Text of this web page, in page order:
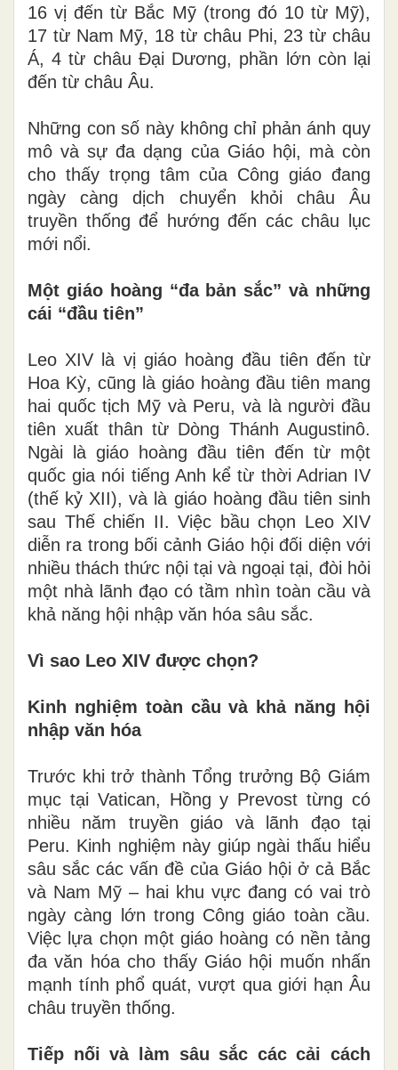
16 vị đến từ Bắc Mỹ (trong đó 10 từ Mỹ),
17 từ Nam Mỹ, 18 từ châu Phi, 23 từ châu
Á, 4 từ châu Đại Dương, phần lớn còn lại
đến từ châu Âu.
Những con số này không chỉ phản ánh quy
mô và sự đa dạng của Giáo hội, mà còn
cho thấy trọng tâm của Công giáo đang
ngày càng dịch chuyển khỏi châu Âu
truyền thống để hướng đến các châu lục
mới nổi.
Một giáo hoàng “đa bản sắc” và những
cái “đầu tiên”
Leo XIV là vị giáo hoàng đầu tiên đến từ
Hoa Kỳ, cũng là giáo hoàng đầu tiên mang
hai quốc tịch Mỹ và Peru, và là người đầu
tiên xuất thân từ Dòng Thánh Augustinô.
Ngài là giáo hoàng đầu tiên đến từ một
quốc gia nói tiếng Anh kể từ thời Adrian IV
(thế kỷ XII), và là giáo hoàng đầu tiên sinh
sau Thế chiến II. Việc bầu chọn Leo XIV
diễn ra trong bối cảnh Giáo hội đối diện với
nhiều thách thức nội tại và ngoại tại, đòi hỏi
một nhà lãnh đạo có tầm nhìn toàn cầu và
khả năng hội nhập văn hóa sâu sắc.
Vì sao Leo XIV được chọn?
Kinh nghiệm toàn cầu và khả năng hội
nhập văn hóa
Trước khi trở thành Tổng trưởng Bộ Giám
mục tại Vatican, Hồng y Prevost từng có
nhiều năm truyền giáo và lãnh đạo tại
Peru. Kinh nghiệm này giúp ngài thấu hiểu
sâu sắc các vấn đề của Giáo hội ở cả Bắc
và Nam Mỹ – hai khu vực đang có vai trò
ngày càng lớn trong Công giáo toàn cầu.
Việc lựa chọn một giáo hoàng có nền tảng
đa văn hóa cho thấy Giáo hội muốn nhấn
mạnh tính phổ quát, vượt qua giới hạn Âu
châu truyền thống.
Tiếp nối và làm sâu sắc các cải cách